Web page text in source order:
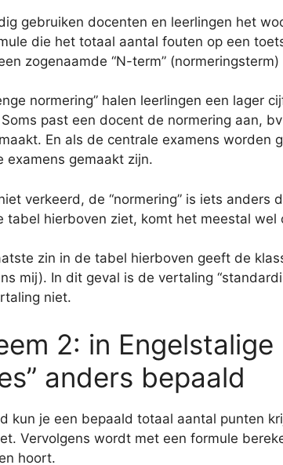
gebruiken docenten en leerlingen het
die het totaal aantal fouten op een
zogenaamde “N-term”
normering” halen leerlingen een lager
Soms past een docent de normering aan,
En als de centrale examens worden
examens gemaakt zijn.
verkeerd, de “normering” is iets anders
tabel hierboven ziet, komt het meestal wel
zin in de tabel hierboven geeft de
mij). In dit geval is de vertaling
niet.
2: in
anders bepaald
kun je een bepaald totaal aantal punten
Vervolgens wordt met een formule
hoort.